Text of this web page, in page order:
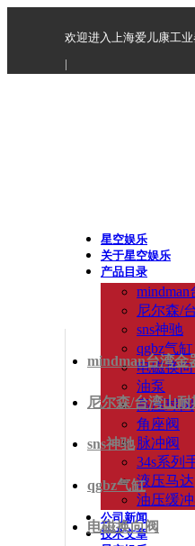
欢迎进入上海爱儿康工
|
星空娱乐
关于星空娱乐
产品目录
mindman
尼尔森/
sns神驰
qgbz气缸
电磁换
油泵
高压球阀
角座阀
脉冲阀
34s系列
液压马达
油压缓
公司新闻
技术文章
mindman台湾金
尼尔森/台湾山耐
sns神驰
qgbz气缸
电磁换向阀